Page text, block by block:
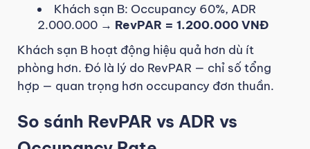
Khách sạn B: Occupancy 60%, ADR
2.000.000 → RevPAR = 1.200.000 VNĐ
Khách sạn B hoạt động hiệu quả hơn dù ít
phòng hơn. Đó là lý do RevPAR — chỉ số tổng
hợp — quan trọng hơn occupancy đơn thuần.
So sánh RevPAR vs ADR vs